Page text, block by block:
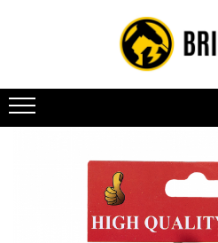
Toate Produsele
Vehicule electrice
Atv
Masini electrice